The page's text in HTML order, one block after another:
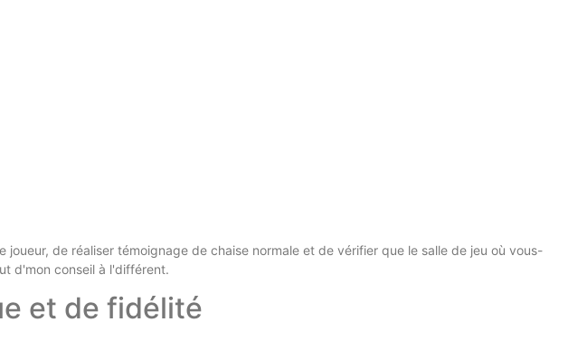
joueur, de réaliser témoignage de chaise normale et de vérifier que le salle de jeu où vous-
d'mon conseil à l'différent.
et de fidélité